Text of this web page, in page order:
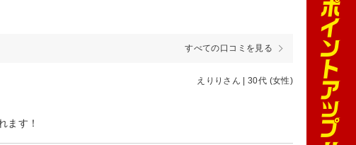
すべての口コミを見る
えりりさん | 30代 (女性)
ます！